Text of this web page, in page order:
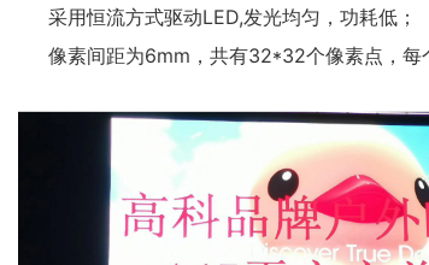
采用恒流方式驱动LED,发光均匀，功耗低；
像素间距为6mm，共有32*32个像素点，每个